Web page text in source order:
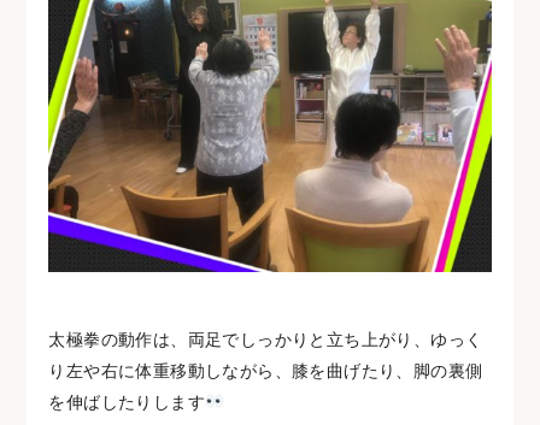
太極拳の動作は、両足でしっかりと立ち上がり、ゆっく
り左や右に体重移動しながら、膝を曲げたり、脚の裏側
を伸ばしたりします